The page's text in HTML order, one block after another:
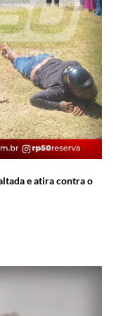
e atira contra o